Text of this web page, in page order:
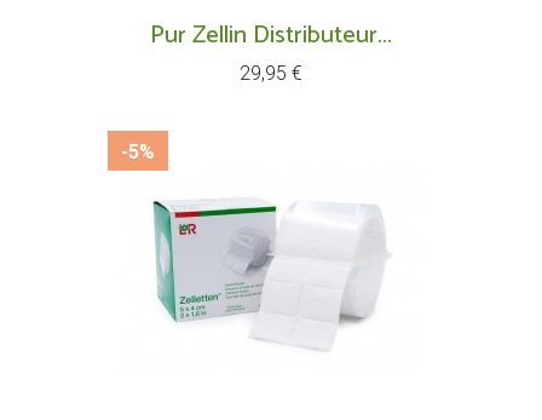
Pur Zellin Distributeur...
Prix
29,95 €
-5%